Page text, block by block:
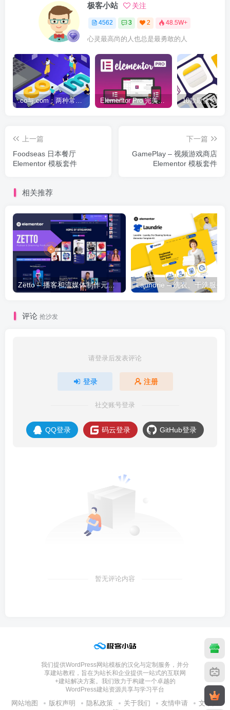
极客小站 关注
4562 3 2 48.5W+
心灵最高尚的人也总是最勇敢的人
.co与.com：两种常用域名后缀名完全指南 Elementor Pro 完美汉化中文版（含全套模板）|可视化编辑页面自定义设计WordPress插件
上一篇
Foodseas 日本餐厅
Elementor 模板套件
下一篇
GamePlay – 视频游戏商店
Elementor 模板套件
相关推荐
Zetto – 播客和流媒体制作元素模板套件
评论 抢沙发
请登录后发表评论
登录 注册
社交账号登录
QQ登录 码云登录 GitHub登录
暂无评论内容
我们提供WordPress网站模板的汉化与定制服务，并分
享建站教程，旨在为站长和企业提供一站式的互联网
+建站解决方案。我们致力于构建一个卓越的
WordPress建站资源共享与学习平台
网站地图 版权声明 隐私政策 关于我们 友情申请
文章归